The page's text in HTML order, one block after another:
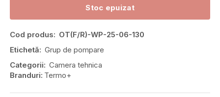
Stoc epuizat
Cod produs: OT(F/R)-WP-25-06-130
Etichetă: Grup de pompare
Categorii: Camera tehnica
Branduri: Termo+